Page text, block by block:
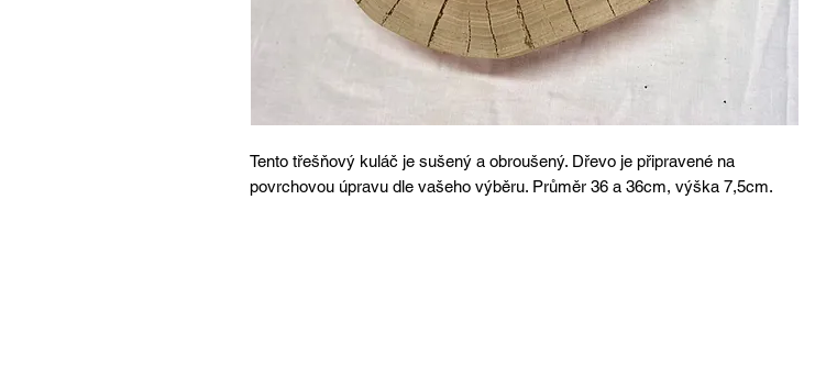
Tento třešňový kuláč je sušený a obroušený. Dřevo je připravené na
povrchovou úpravu dle vašeho výběru. Průměr 36 a 36cm, výška 7,5cm.